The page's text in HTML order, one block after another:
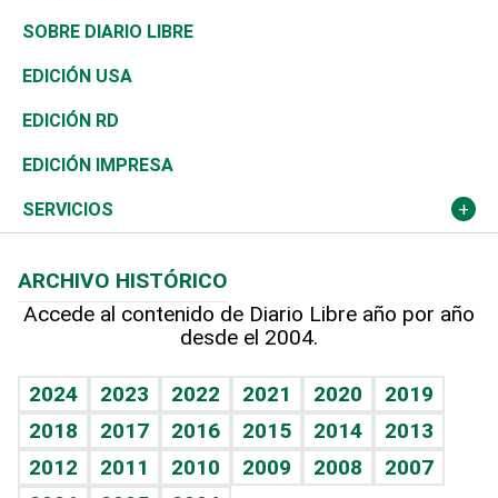
José Boquete
Reportajes
Asia
África
Ocenanía
Caribe
Resto del mundo
Consumo
Vivienda
Telecom.
Global y variable
Economía personal
Belleza
Buena Vida
Sociales
Novedades
Podcast Arte Libre
Hablando con el pediatra
Vida y familia
Eñe
Celebrando la vida
Golf
Ciclismo
Tenis
Olimpismo
Más deportes
TBT Deportivo
De buena tinta
En Directo
El Espía
Noticiero Poteleche
Columnistas
Más firmas
Clima
Tecnología
Historia
Martes de tecnología
Cambio climático
Mundo
Economía
Revista
Deportes
Opinión
Hecho en casa
Guía del dinero
SOBRE DIARIO LIBRE
EDICIÓN USA
EDICIÓN RD
EDICIÓN IMPRESA
SERVICIOS
Cumpleaños
Horóscopos
Crucigramas
ARCHIVO HISTÓRICO
Accede al contenido de Diario Libre año por año
desde el 2004.
2024 2023 2022 2021 2020
2019
2018
2017 2016 2015 2014
2013
2012
2011 2010 2009 2008
2007